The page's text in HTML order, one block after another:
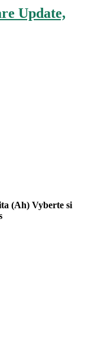
Update,
(Ah) Vyberte si